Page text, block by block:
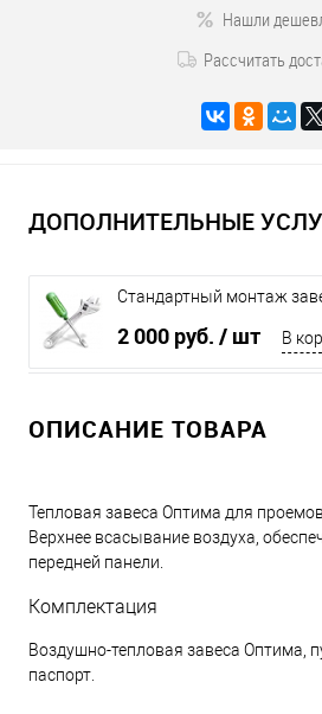
Нашли
Рассчитать
ДОПОЛНИТЕЛЬНЫЕ
Стандартный монтаж
2 000 руб. / шт В
ОПИСАНИЕ ТОВАРА
Тепловая завеса Оптима для
Верхнее всасывание воздуха,
передней панели.
Комплектация
Воздушно-тепловая завеса Оптима,
паспорт.